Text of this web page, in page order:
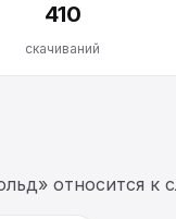
410
скачиваний
относится